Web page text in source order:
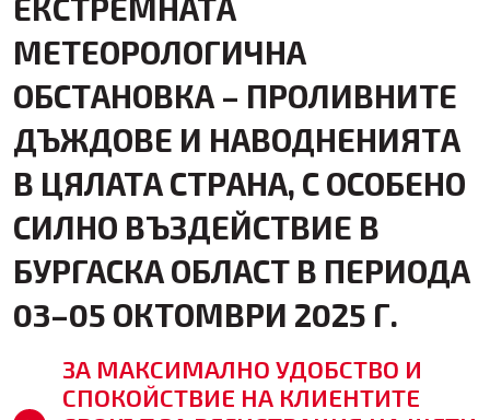
ЕКСТРЕМНАТА
МЕТЕОРОЛОГИЧНА
ОБСТАНОВКА – ПРОЛИВНИТЕ
ДЪЖДОВЕ И НАВОДНЕНИЯТА
В ЦЯЛАТА СТРАНА, С ОСОБЕНО
СИЛНО ВЪЗДЕЙСТВИЕ В
БУРГАСКА ОБЛАСТ В ПЕРИОДА
03–05 ОКТОМВРИ 2025 Г.
ЗА МАКСИМАЛНО УДОБСТВО И
СПОКОЙСТВИЕ НА КЛИЕНТИТЕ